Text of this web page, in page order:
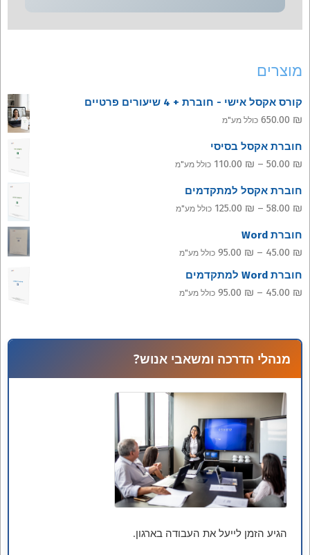
מוצרים
קורס אקסל אישי - חוברת + 4 שיעורים פרטיים
650.00 ₪ כולל מע"מ
חוברת אקסל בסיסי
50.00 ₪
–
110.00 ₪
טווח
עד
כולל מע"מ
חוברת אקסל למתקדמים
58.00 ₪
–
125.00 ₪
טווח
עד
כולל מע"מ
חוברת Word
45.00 ₪
–
95.00 ₪
טווח
כולל מע"מ
חוברת Word למתקדמים
45.00 ₪
–
95.00 ₪
טווח
עד
כולל מע"מ
מנהלי הדרכה ומשאבי אנוש?
הגיע הזמן לייעל את העבודה בארגון.